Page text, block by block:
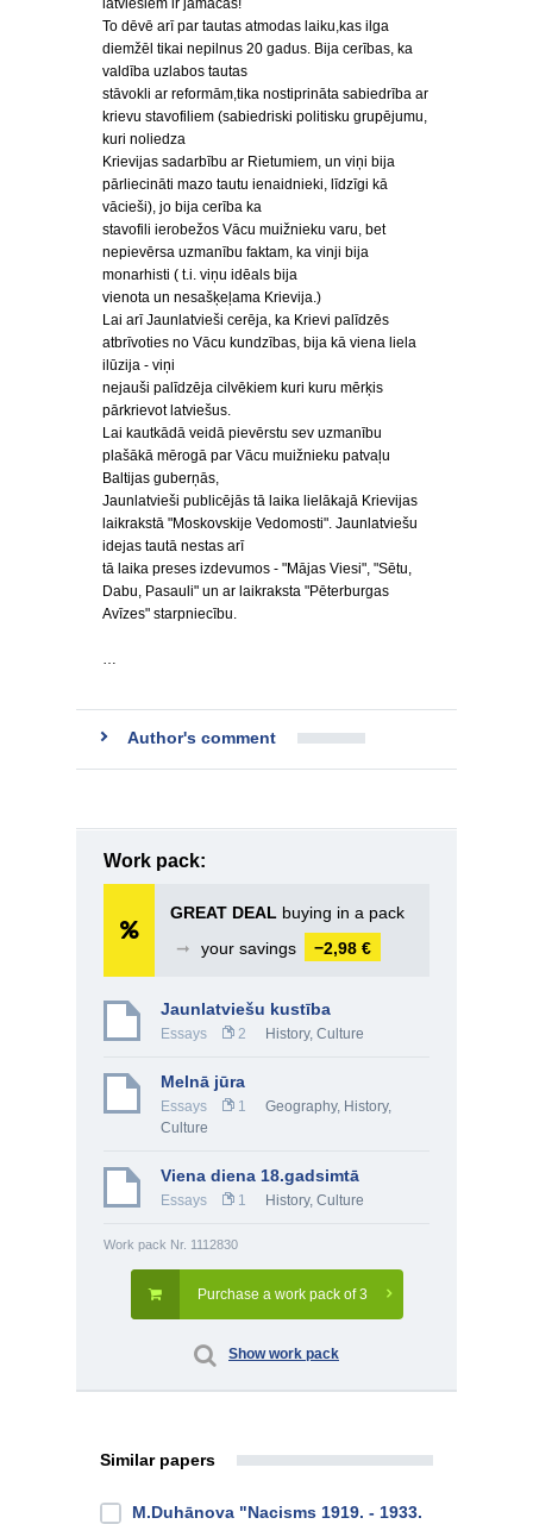
latviešiem ir jāmācās!
To dēvē arī par tautas atmodas laiku,kas ilga
diemžēl tikai nepilnus 20 gadus. Bija cerības, ka
valdība uzlabos tautas
stāvokli ar reformām,tika nostiprināta sabiedrība ar
krievu stavofiliem (sabiedriski politisku grupējumu,
kuri noliedza
Krievijas sadarbību ar Rietumiem, un viņi bija
pārliecināti mazo tautu ienaidnieki, līdzīgi kā
vācieši), jo bija cerība ka
stavofili ierobežos Vācu muižnieku varu, bet
nepievērsa uzmanību faktam, ka vinji bija
monarhisti ( t.i. viņu idēals bija
vienota un nesašķeļama Krievija.)
Lai arī Jaunlatvieši cerēja, ka Krievi palīdzēs
atbrīvoties no Vācu kundzības, bija kā viena liela
ilūzija - viņi
nejauši palīdzēja cilvēkiem kuri kuru mērķis
pārkrievot latviešus.
Lai kautkādā veidā pievērstu sev uzmanību
plašākā mērogā par Vācu muižnieku patvaļu
Baltijas guberņās,
Jaunlatvieši publicējās tā laika lielākajā Krievijas
laikrakstā "Moskovskije Vedomosti". Jaunlatviešu
idejas tautā nestas arī
tā laika preses izdevumos - "Mājas Viesi", "Sētu,
Dabu, Pasauli" un ar laikraksta "Pēterburgas
Avīzes" starpniecību.
…
Author's comment
Work pack:
GREAT DEAL buying in a pack
➞
your savings −2,98 €
Jaunlatviešu kustība
Essays 2 History, Culture
Melnā jūra
Essays 1 Geography, History,
Culture
Viena diena 18.gadsimtā
Essays 1 History, Culture
Work pack Nr. 1112830
Purchase a work pack of 3
Show work pack
Similar papers
M.Duhānova "Nacisms 1919. - 1933.